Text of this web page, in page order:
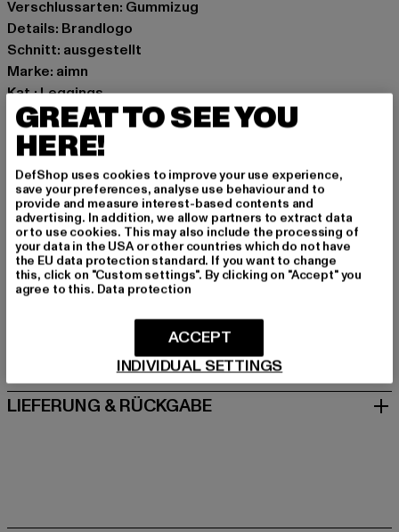
Verschlussarten: Gummizug
Details: Brandlogo
Schnitt: ausgestellt
Marke: aimn
Kat.: Leggings
Farbe: grau
Hersteller Farbe: light/grey
Materialzusammensetzung: 92% Polyamid, 8% Elasthan
Art.Nr: 61040050-18948
Hersteller: Urban Styles Agency GmbH & Co. KG |
agentur@urbanstylesagency.com
Schanzenstraße 41 | 51063 Köln | DE
GRÖSSE & PASSFORM
PFLEGEHINWEISE
LIEFERUNG & RÜCKGABE
GREAT TO SEE YOU
HERE!
DefShop uses cookies to improve your use experience,
save your preferences, analyse use behaviour and to
provide and measure interest-based contents and
advertising. In addition, we allow partners to extract data
or to use cookies. This may also include the processing of
your data in the USA or other countries which do not have
the EU data protection standard. If you want to change
this, click on "Custom settings". By clicking on "Accept" you
agree to this. Data protection
INDIVIDUAL SETTINGS
ACCEPT